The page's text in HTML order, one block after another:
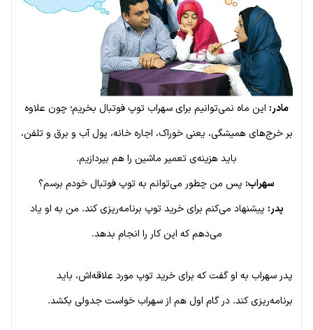
مادر: این ماه نمی‌توانیم برای سهراب توپ فوتبال بخریم؛ چون علاوه
بر خرج‌های همیشگی، یعنی خوراک، اجاره خانه، پول آب و برق و تلفن،
باید هزینه‌ی تعمیر ماشین را هم بپردازیم.
سهراب: پس من چطور می‌توانم به توپ فوتبال خودم برسم؟
پدر: پیشنهاد می‌کنم برای خرید توپ برنامه‌ریزی کند. من به او یاد
می‌دهم که این کار را انجام بدهد.
پدر سهراب به او گفت که برای خرید توپ مورد علاقه‌اش، باید
برنامه‌ریزی کند. در گام اول هم از سهراب خواست جدولی بکشد.